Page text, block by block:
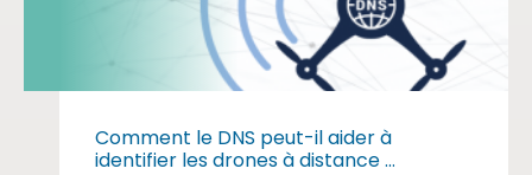
Comment le DNS peut-il aider à
identifier les drones à distance ...